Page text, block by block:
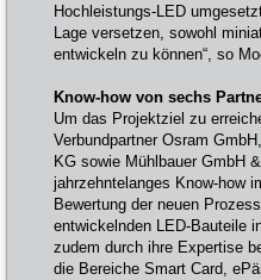
Hochleistungs-LED
Lage versetzen, sowohl
entwickeln zu können“, so
Know-how von sechs
Um das Projektziel zu
Verbundpartner Osram
KG sowie Mühlbauer GmbH
jahrzehntelanges Know-how
Bewertung der neuen
entwickelnden LED-Bauteile
zudem durch ihre Expertise
die Bereiche Smart Card,